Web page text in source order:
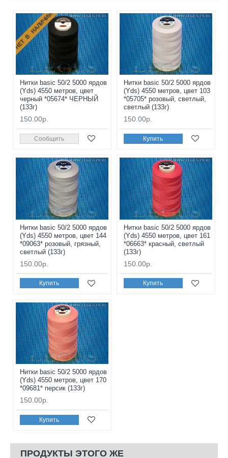
НЕТ В НАЛИЧИИ
Нитки basic 50/2 5000 ярдов
(Yds) 4550 метров, цвет
черный *05674* ЧЕРНЫЙ
(133г)
150.00р.
Сообщить
Нитки basic 50/2 5000 ярдов
(Yds) 4550 метров, цвет 103
*05705* розовый, светлый,
светлый (133г)
150.00р.
Купить
Нитки basic 50/2 5000 ярдов
(Yds) 4550 метров, цвет 144
*09063* розовый, грязный,
светлый (133г)
150.00р.
Купить
Нитки basic 50/2 5000 ярдов
(Yds) 4550 метров, цвет 161
*06663* красный, светлый
(133г)
150.00р.
Купить
Нитки basic 50/2 5000 ярдов
(Yds) 4550 метров, цвет 170
*09681* персик (133г)
150.00р.
Купить
ПРОДУКТЫ ЭТОГО ЖЕ